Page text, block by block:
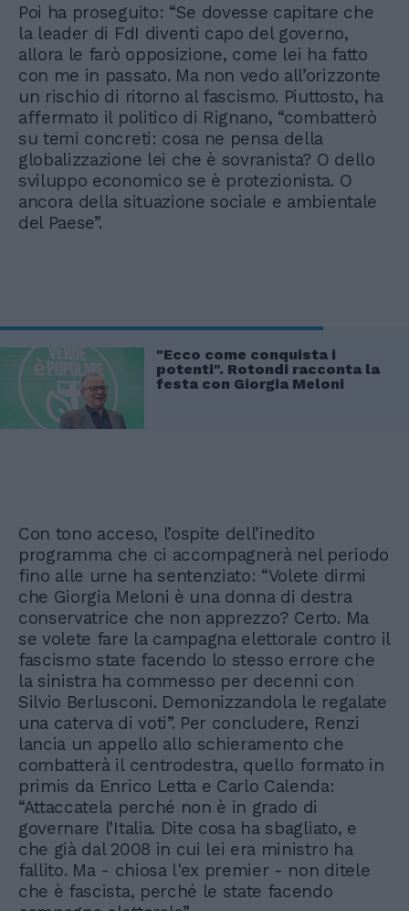
Poi ha proseguito: “Se dovesse capitare che
la leader di FdI diventi capo del governo,
allora le farò opposizione, come lei ha fatto
con me in passato. Ma non vedo all’orizzonte
un rischio di ritorno al fascismo. Piuttosto, ha
affermato il politico di Rignano, “combatterò
su temi concreti: cosa ne pensa della
globalizzazione lei che è sovranista? O dello
sviluppo economico se è protezionista. O
ancora della situazione sociale e ambientale
del Paese”.
"Ecco come conquista i
potenti". Rotondi racconta la
festa con Giorgia Meloni
Con tono acceso, l’ospite dell’inedito
programma che ci accompagnerà nel periodo
fino alle urne ha sentenziato: “Volete dirmi
che Giorgia Meloni è una donna di destra
conservatrice che non apprezzo? Certo. Ma
se volete fare la campagna elettorale contro il
fascismo state facendo lo stesso errore che
la sinistra ha commesso per decenni con
Silvio Berlusconi. Demonizzandola le regalate
una caterva di voti”. Per concludere, Renzi
lancia un appello allo schieramento che
combatterà il centrodestra, quello formato in
primis da Enrico Letta e Carlo Calenda:
“Attaccatela perché non è in grado di
governare l’Italia. Dite cosa ha sbagliato, e
che già dal 2008 in cui lei era ministro ha
fallito. Ma - chiosa l'ex premier - non ditele
che è fascista, perché le state facendo